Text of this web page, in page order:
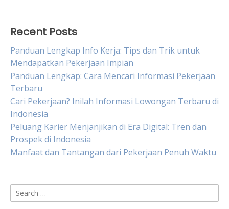
Recent Posts
Panduan Lengkap Info Kerja: Tips dan Trik untuk
Mendapatkan Pekerjaan Impian
Panduan Lengkap: Cara Mencari Informasi Pekerjaan
Terbaru
Cari Pekerjaan? Inilah Informasi Lowongan Terbaru di
Indonesia
Peluang Karier Menjanjikan di Era Digital: Tren dan
Prospek di Indonesia
Manfaat dan Tantangan dari Pekerjaan Penuh Waktu
Search
for: